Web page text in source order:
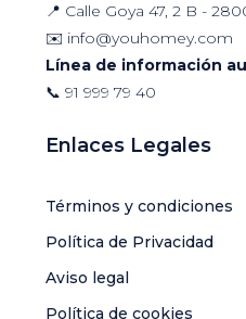
📍 Calle Goya 47, 2 B -
✉️ info@youhomey.com
Línea de información
📞 91 999 79 40
Enlaces Legales
Términos y condiciones
Política de Privacidad
Aviso legal
Política de cookies